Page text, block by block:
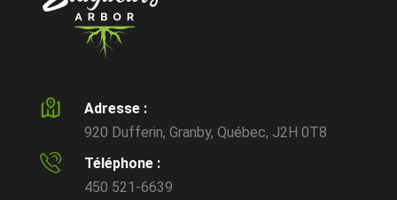
Adresse :
920 Dufferin, Granby, Québec, J2H 0T8
Téléphone :
450 521-6639